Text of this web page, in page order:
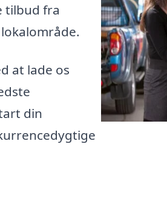
tilbud fra
at lade os
din